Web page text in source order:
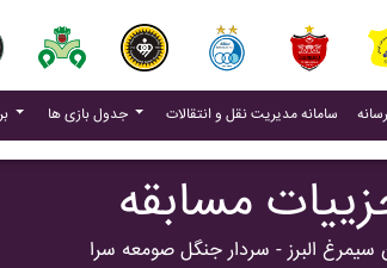
برنامه بازی ها جدول بازی ها سامانه مدیریت نقل و انتقالات
مسابقه
سيمرغ البرز - سردار جنگل صومعه سرا